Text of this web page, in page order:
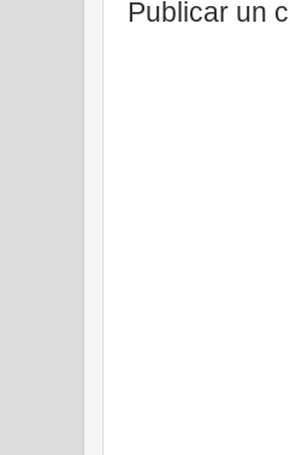
Publicar un